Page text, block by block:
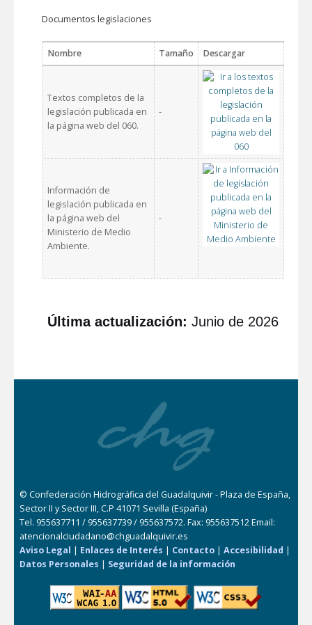
Documentos legislaciones
Nombre Tamaño Descargar
Textos completos de la
legislación publicada en
la página web del 060.
-
Información de
legislación publicada en
la página web del
Ministerio de Medio
Ambiente.
-
Última actualización: Junio de 2026
© Confederación Hidrográfica del Guadalquivir - Plaza de España,
Sector II y Sector III, C.P 41071 Sevilla (España)
Tel. 955637711 / 955637739 / 955637572. Fax: 955637512 Email:
atencionalciudadano@chguadalquivir.es
Aviso Legal | Enlaces de Interés | Contacto |Accesibilidad |
Datos Personales | Seguridad de la información